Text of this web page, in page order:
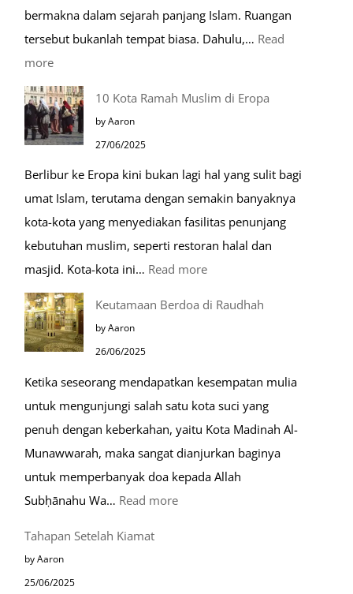
bermakna dalam sejarah panjang Islam. Ruangan
tersebut bukanlah tempat biasa. Dahulu,… Read
more:
Tiga
Makam
Mulia
Masjid
Nabawi
10 Kota Ramah Muslim di Eropa
by Aaron
27/06/2025
Berlibur ke Eropa kini bukan lagi hal yang sulit bagi
umat Islam, terutama dengan semakin banyaknya
kota-kota yang menyediakan fasilitas penunjang
kebutuhan muslim, seperti restoran halal dan
masjid. Kota-kota ini… Read more:
di
Eropa
Keutamaan Berdoa di Raudhah
by Aaron
26/06/2025
Ketika seseorang mendapatkan kesempatan mulia
untuk mengunjungi salah satu kota suci yang
penuh dengan keberkahan, yaitu Kota Madinah Al-
Munawwarah, maka sangat dianjurkan baginya
untuk memperbanyak doa kepada Allah
Subḥānahu Wa… Read more:
Tahapan Setelah Kiamat
by Aaron
25/06/2025